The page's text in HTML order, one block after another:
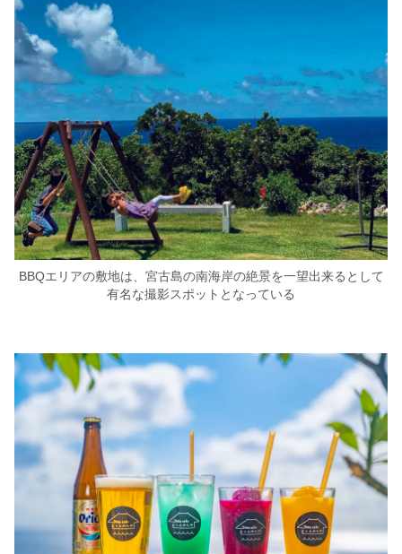
BBQエリアの敷地は、宮古島の南海岸の絶景を一望出来るとして
有名な撮影スポットとなっている